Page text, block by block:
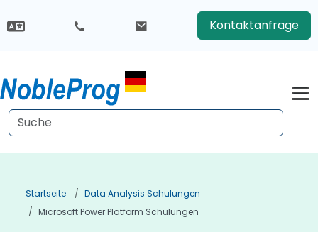
Kontaktanfrage
Startseite
Data Analysis Schulungen
Microsoft Power Platform Schulungen